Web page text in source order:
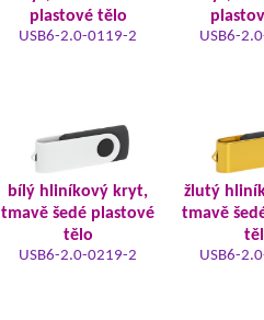
plastové tělo
USB6-2.0-0119-2 USB6-
bílý hliníkový kryt,
tmavě šedé plastové
tělo
USB6-2.0-0219-2
žlutý
tmavě
USB6-